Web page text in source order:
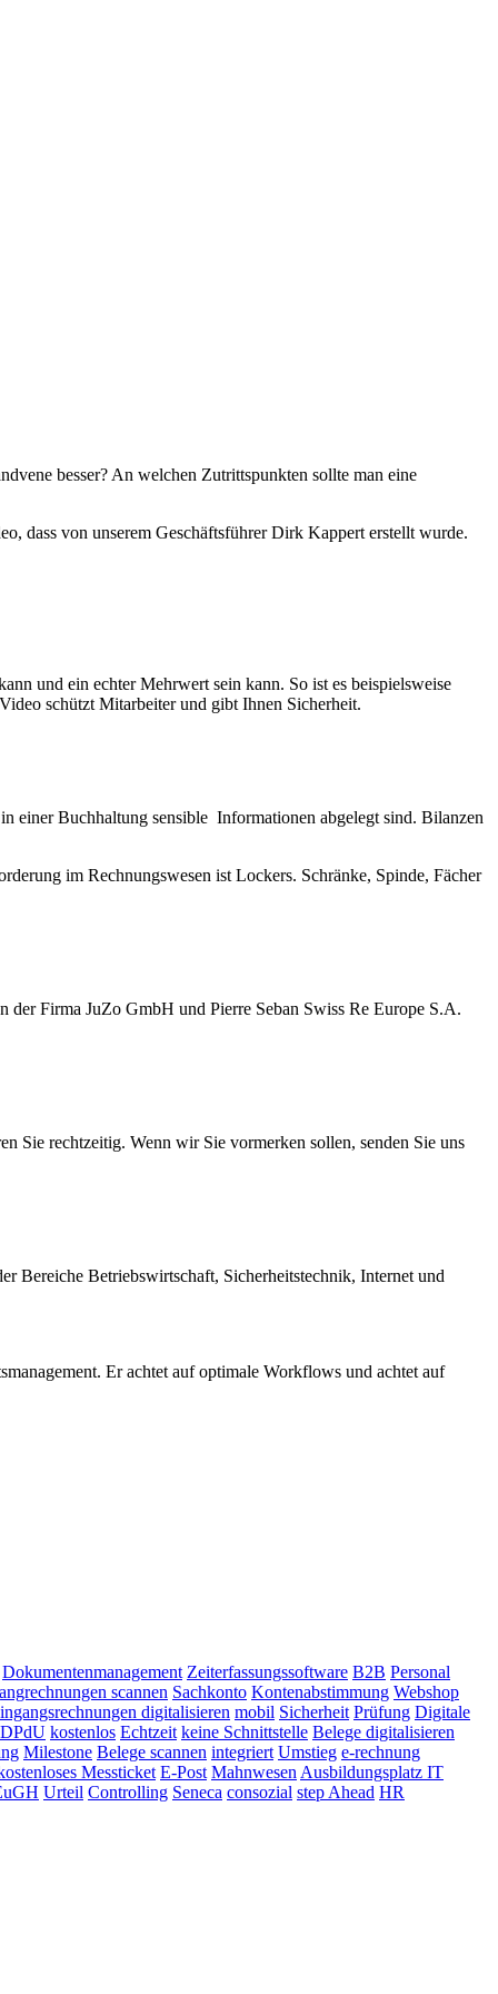
besser? An welchen Zutrittspunkten sollte man eine
dass von unserem Geschäftsführer Dirk Kappert erstellt wurde.
und ein echter Mehrwert sein kann. So ist es beispielsweise
schützt Mitarbeiter und gibt Ihnen Sicherheit.
einer Buchhaltung sensible Informationen abgelegt sind. Bilanzen
im Rechnungswesen ist Lockers. Schränke, Spinde, Fächer
der Firma JuZo GmbH und Pierre Seban Swiss Re Europe S.A.
Sie rechtzeitig. Wenn wir Sie vormerken sollen, senden Sie uns
Bereiche Betriebswirtschaft, Sicherheitstechnik, Internet und
Er achtet auf optimale Workflows und achtet auf
Dokumentenmanagement Zeiterfassungssoftware B2B Personal
scannen Sachkonto Kontenabstimmung Webshop
digitalisieren mobil Sicherheit Prüfung Digitale
kostenlos Echtzeit keine Schnittstelle Belege digitalisieren
Milestone Belege scannen integriert Umstieg e-rechnung
Messticket E-Post MahnwesenAusbildungsplatz IT
Urteil Controlling Seneca consozial step Ahead HR